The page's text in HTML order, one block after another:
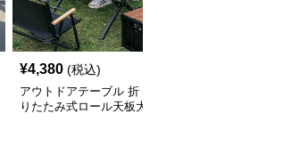
¥4,380 (税込)
アウトドアテーブル 折
りたたみ式ロール天板大